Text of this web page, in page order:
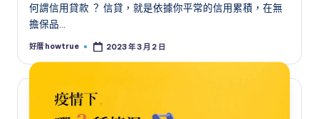
何謂信用貸款 ？ 信貸，就是依據你平常的信用累積，在無
擔保品…
Posted
好厝 howtrue 2023 年 3 月 2 日